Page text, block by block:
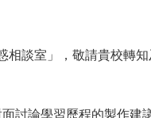
談室」，敬請貴校轉
討論學習歷程的製作建